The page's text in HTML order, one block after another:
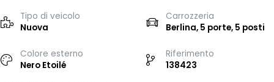
Tipo di veicolo
Nuova
Carrozzeria
Berlina, 5 porte, 5 posti
Colore esterno
Nero Etoilé
Riferimento
138423